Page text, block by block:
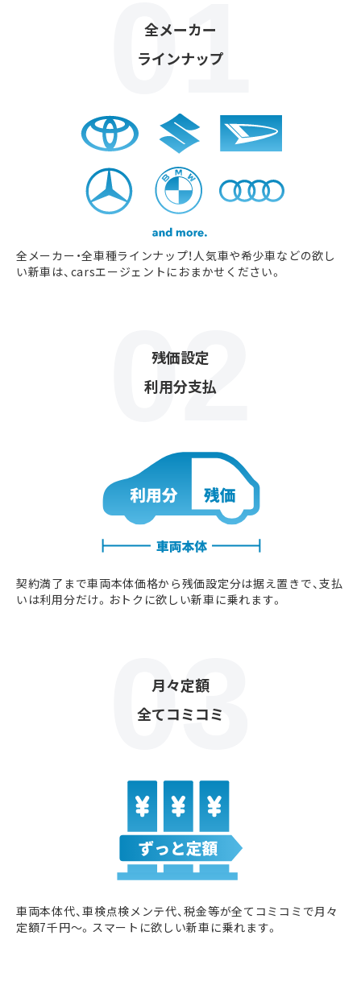
全メーカー
ラインナップ
全メーカー・全車種ラインナップ！人気車や希少車などの欲し
い新車は、carsエージェントにおまかせください。
残価設定
利用分支払
契約満了まで車両本体価格から残価設定分は据え置きで、支払
いは利用分だけ。おトクに欲しい新車に乗れます。
月々定額
全てコミコミ
車両本体代、車検点検メンテ代、税金等が全てコミコミで月々
定額7千円〜。スマートに欲しい新車に乗れます。